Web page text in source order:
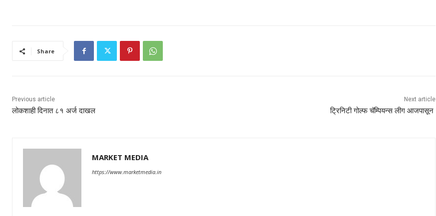
Share
Previous article
लोकशाही दिनात ८१ अर्ज दाखल
Next article
ट्रिनिटी गोल्फ चॅम्पियन्स लीग आजपासून
MARKET MEDIA
https://www.marketmedia.in